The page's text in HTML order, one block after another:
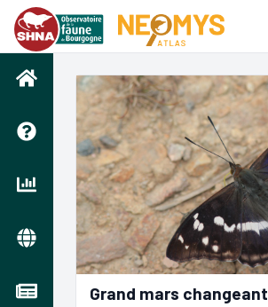
Grand mars changeant